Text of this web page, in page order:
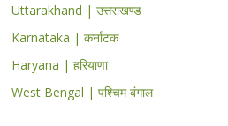
Uttarakhand | उत्तराखण्ड
Karnataka | कर्नाटक
Haryana | हरियाणा
West Bengal | पश्चिम बंगाल